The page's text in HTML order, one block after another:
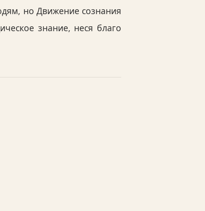
но Движение сознания
знание, неся благо